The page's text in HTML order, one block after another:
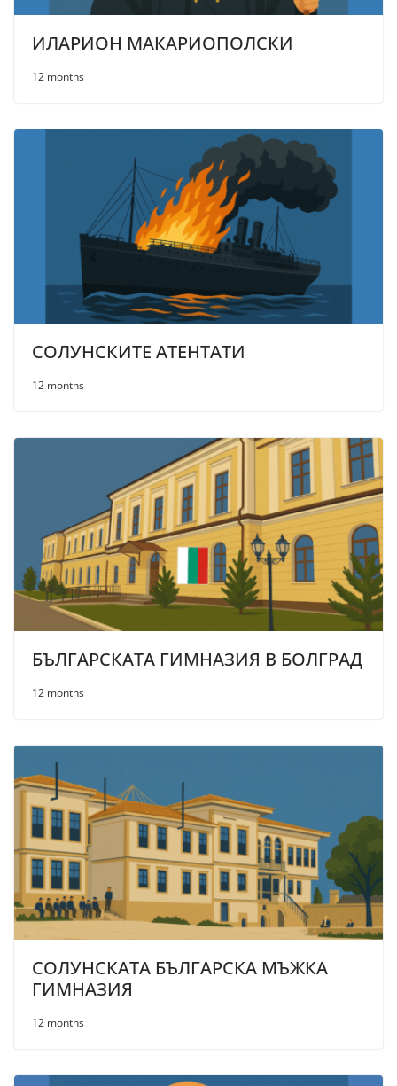
ИЛАРИОН МАКАРИОПОЛСКИ
12 months
СОЛУНСКИТЕ АТЕНТАТИ
12 months
БЪЛГАРСКАТА ГИМНАЗИЯ В БОЛГРАД
12 months
СОЛУНСКАТА БЪЛГАРСКА МЪЖКА
ГИМНАЗИЯ
12 months